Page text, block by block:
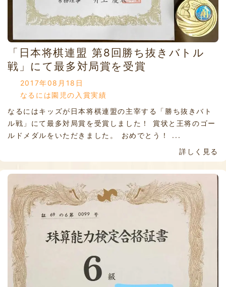
「日本将棋連盟 第8回勝ち抜きバトル
戦」にて最多対局賞を受賞
2017年08月18日
なるには園児の入賞実績
なるにはキッズが日本将棋連盟の主宰する「勝ち抜きバト
ル戦」にて最多対局賞を受賞しました！ 賞状と王将のゴー
ルドメダルをいただきました。 おめでとう！ ...
詳しく見る